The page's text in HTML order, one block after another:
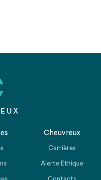
Cheuvreux
Carrières
Alerte Ethique